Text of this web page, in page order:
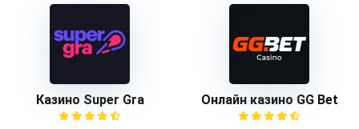
Казино Super Gra Онлайн казино GG Bet